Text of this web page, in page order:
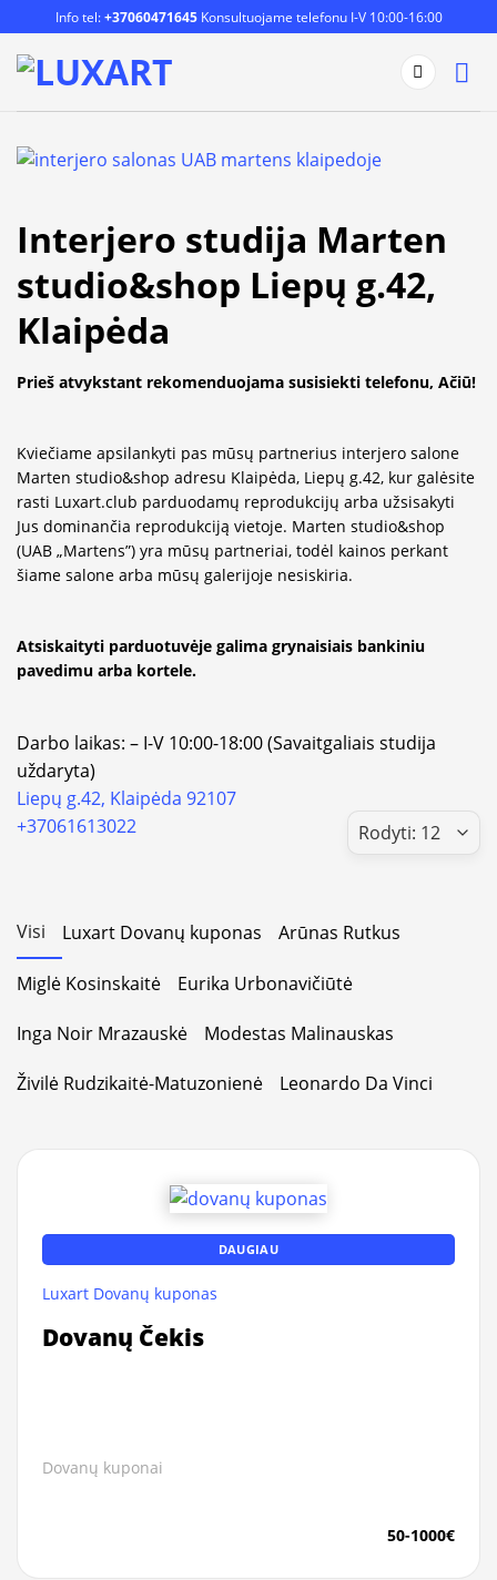
to
content
Info tel:+37060471645Konsultuojame telefonu I-V 10:00-16:00
Interjero studija Marten
studio&shop Liepų g.42,
Klaipėda
Prieš atvykstant rekomenduojama susisiekti telefonu, Ačiū!
Kviečiame apsilankyti pas mūsų partnerius interjero salone
Marten studio&shop adresu Klaipėda, Liepų g.42, kur galėsite
rasti Luxart.club parduodamų reprodukcijų arba užsisakyti
Jus dominančia reprodukciją vietoje. Marten studio&shop
(UAB „Martens”) yra mūsų partneriai, todėl kainos perkant
šiame salone arba mūsų galerijoje nesiskiria.
Atsiskaityti parduotuvėje galima grynaisiais bankiniu
pavedimu arba kortele.
Darbo laikas: – I-V 10:00-18:00 (Savaitgaliais studija
uždaryta)
Liepų g.42, Klaipėda 92107
+37061613022
Visi Luxart Dovanų kuponas Arūnas Rutkus
Miglė Kosinskaitė Eurika Urbonavičiūtė
Inga Noir Mrazauskė Modestas Malinauskas
Živilė Rudzikaitė-Matuzonienė Leonardo Da Vinci
DAUGIAU
Luxart Dovanų kuponas
Dovanų Čekis
Dovanų kuponai
50-1000€